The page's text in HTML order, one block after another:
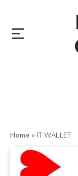
Home » IT WALLET